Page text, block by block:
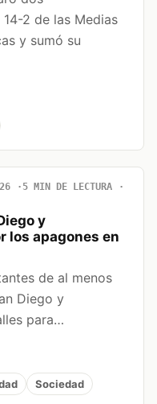
2 de las Medias
y sumó su
5 MIN DE LECTURA
y
los apagones en
de al menos
Diego y
para…
Sociedad